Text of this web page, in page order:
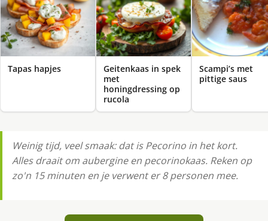
Tapas hapjes
Geitenkaas in spek
met
honingdressing op
rucola
Scampi’s met
pittige saus
Weinig tijd, veel smaak: dat is Pecorino in het kort.
Alles draait om aubergine en pecorinokaas. Reken op
zo'n 15 minuten en je verwent er 8 personen mee.